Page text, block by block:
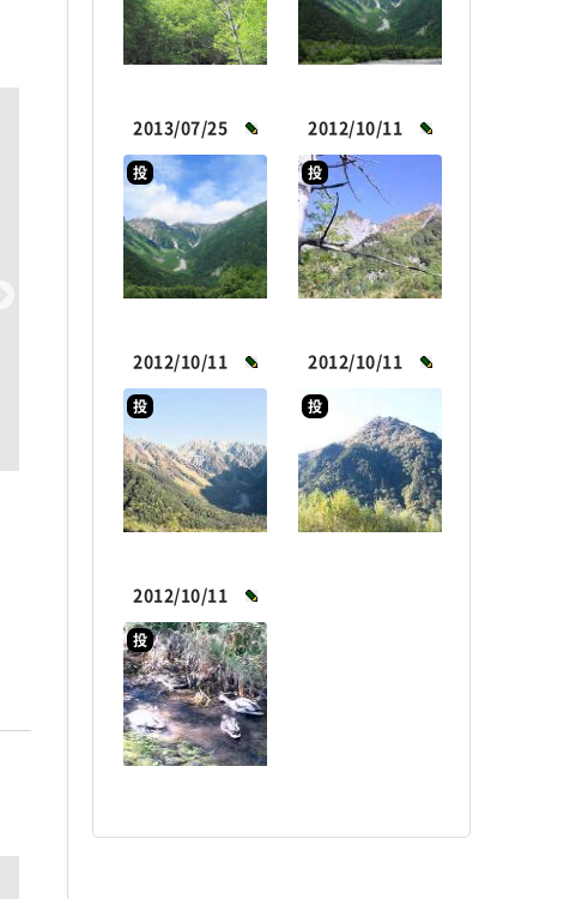
2013/07/25
投
2012/10/11
投
2012/10/11
投
2012/10/11
投
2012/10/11
投